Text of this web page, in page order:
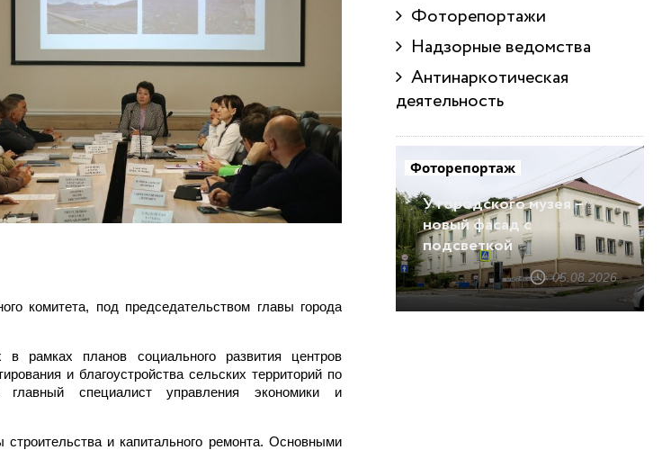
комитета, под председательством главы города
рамках планов социального развития центров
и благоустройства сельских территорий по
специалист управления экономики и
и капитального ремонта. Основными
Фоторепортажи
Надзорные ведомства
Антинаркотическая
деятельность
Фоторепортаж
У городского музея –
новый фасад с
подсветкой
05.08.2026